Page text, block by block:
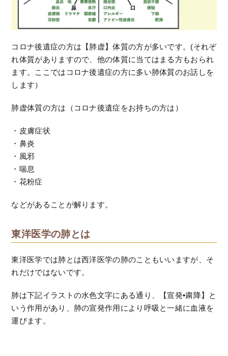
コロナ後遺症の方は【肺虚】体質の方が多いです。(それぞ
れ体質がありますので、他の体質に当てはまる方もおられ
ます。ここではコロナ後遺症の方に多い肺体質のお話しを
します）
肺虚体質の方は（コロナ後遺症をお持ちの方は）
・皮膚症状
・鼻炎
・風邪
・喘息
・花粉症
などがあることが解ります。
東洋医学の肺とは
東洋医学では肺とは西洋医学の肺のこともいいますが、そ
れだけではないです。
肺は下記イラストの水色文字にある通り、【宣発•粛降】と
いう作用があり、肺の宣発作用により呼吸と一緒に血液を
運びます。